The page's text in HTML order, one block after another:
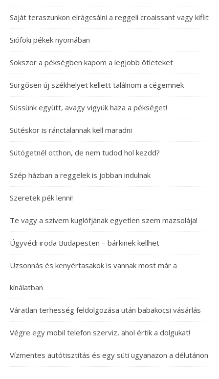
Saját teraszunkon elrágcsálni a reggeli croaissant vagy kiflit
Siófoki pékek nyomában
Sokszor a pékségben kapom a legjobb ötleteket
Sürgősen új székhelyet kellett találnom a cégemnek
Süssünk együtt, avagy vigyük haza a pékséget!
Sütéskor is ránctalannak kell maradni
Sütögetnél otthon, de nem tudod hol kezdd?
Szép házban a reggelek is jobban indulnak
Szeretek pék lenni!
Te vagy a szívem kuglófjának egyetlen szem mazsolája!
Ügyvédi iroda Budapesten – bárkinek kellhet
Uzsonnás és kenyértasakok is vannak most már a
kínálatban
Váratlan terhesség feldolgozása után babakocsi vásárlás
Végre egy mobil telefon szerviz, ahol értik a dolgukat!
Vízmentes autótisztítás és egy süti ugyanazon a délutánon